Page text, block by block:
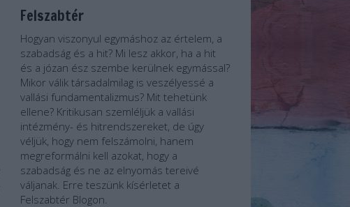
Felszabtér
Hogyan viszonyul egymáshoz az értelem, a
szabadság és a hit? Mi lesz akkor, ha a hit
és a józan ész szembe kerülnek egymással?
Mikor válik társadalmilag is veszélyessé a
vallási fundamentalizmus? Mit tehetünk
ellene? Kritikusan szemléljük a vallási
intézmény- és hitrendszereket, de úgy
véljük, hogy nem felszámolni, hanem
megreformálni kell azokat, hogy a
szabadság és ne az elnyomás tereivé
váljanak. Erre teszünk kísérletet a
Felszabtér Blogon.